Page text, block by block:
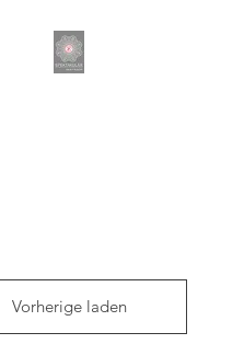
Vorherige laden